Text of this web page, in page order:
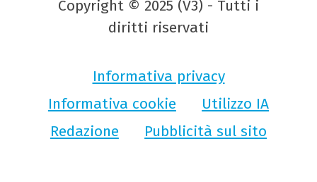
Copyright © 2025 (V3) - Tutti i
diritti riservati
Informativa privacy
Informativa cookie
Utilizzo IA
Redazione
Pubblicità sul sito